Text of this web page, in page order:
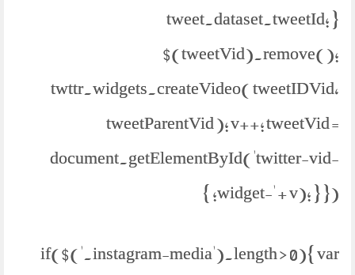
tweet.dataset.tweetId; }
$(tweetVid).remove();
twttr.widgets.createVideo( tweetIDVid,
tweetParentVid ); v++; tweetVid =
document.getElementById('twitter-vid-
widget-' + v); } }); }
if($('.instagram-media').length > 0){ var